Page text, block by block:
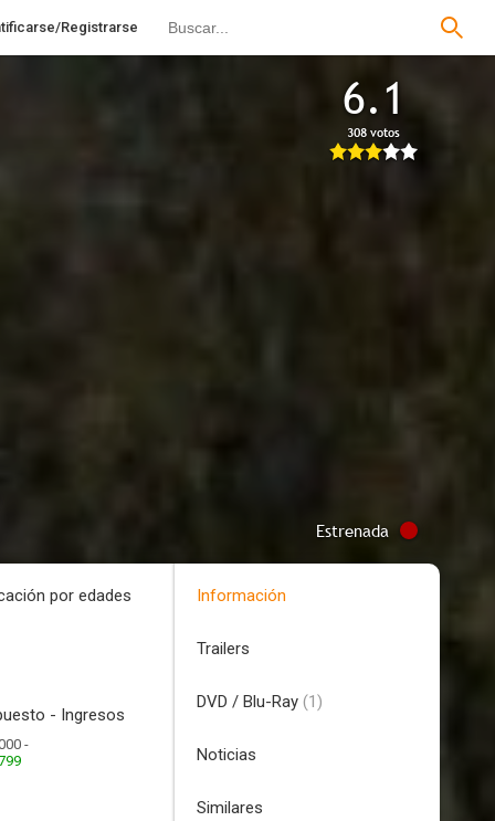
Registrarse
6.1
308 votos
Estrenada
por edades
- Ingresos
-
Información
Trailers
DVD / Blu-Ray (1)
Noticias
Similares